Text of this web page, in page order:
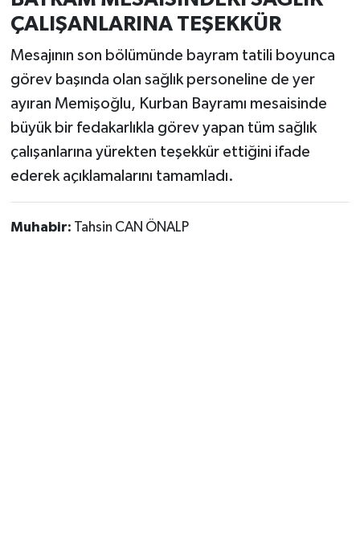
ÇALIŞANLARINA TEŞEKKÜR
Mesajının son bölümünde bayram tatili boyunca
görev başında olan sağlık personeline de yer
ayıran Memişoğlu, Kurban Bayramı mesaisinde
büyük bir fedakarlıkla görev yapan tüm sağlık
çalışanlarına yürekten teşekkür ettiğini ifade
ederek açıklamalarını tamamladı.
Muhabir: Tahsin CAN ÖNALP